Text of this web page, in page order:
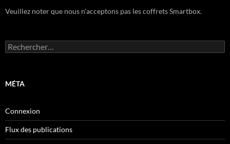
Veuillez noter que nous n'acceptons pas les coffrets Smartbox.
Rechercher :
MÉTA
Connexion
Flux des publications